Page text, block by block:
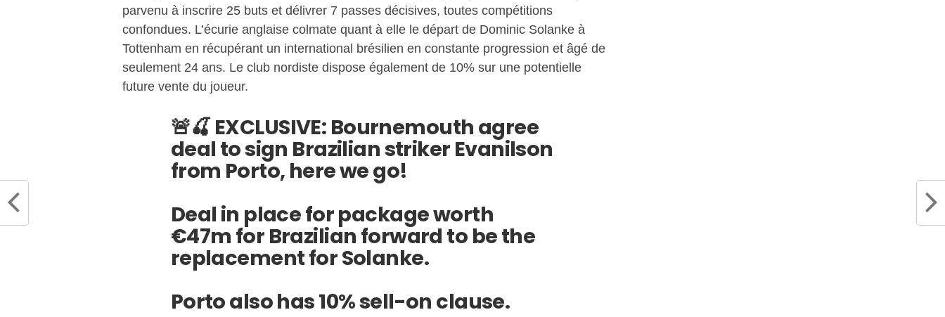
parvenu à inscrire 25 buts et délivrer 7 passes décisives, toutes compétitions
confondues. L’écurie anglaise colmate quant à elle le départ de Dominic Solanke à
Tottenham en récupérant un international brésilien en constante progression et âgé de
seulement 24 ans. Le club nordiste dispose également de 10% sur une potentielle
future vente du joueur.
🚨🍒 EXCLUSIVE: Bournemouth agree
deal to sign Brazilian striker Evanilson
from Porto, here we go!
Deal in place for package worth
€47m for Brazilian forward to be the
replacement for Solanke.
Porto also has 10% sell-on clause.